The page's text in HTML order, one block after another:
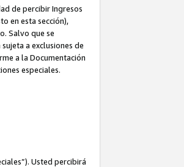
de percibir Ingresos
en esta sección),
Salvo que se
a exclusiones de
a la Documentación
especiales.
Usted percibirá